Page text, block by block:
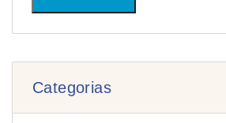
Categorias